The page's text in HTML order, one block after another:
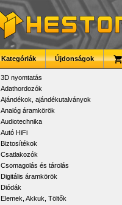
Kategóriák Újdonságok
3D nyomtatás
Adathordozók
Ajándékok, ajándékutalványok
Analóg áramkörök
Audiotechnika
Autó HiFi
Biztosítékok
Csatlakozók
Csomagolás és tárolás
Digitális áramkörök
Diódák
Elemek, Akkuk, Töltők